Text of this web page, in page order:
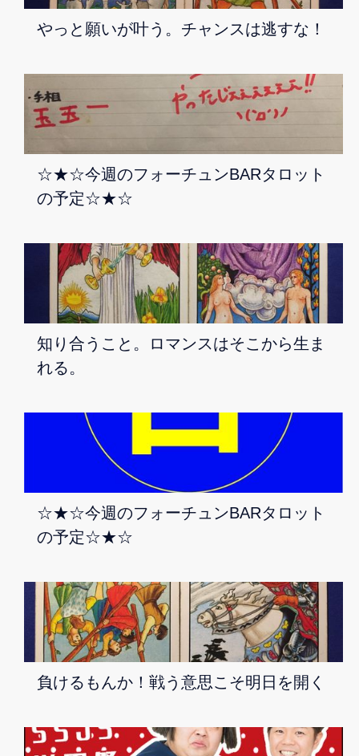
やっと願いが叶う。チャンスは逃すな！
☆★☆今週のフォーチュンBARタロット
の予定☆★☆
知り合うこと。ロマンスはそこから生ま
れる。
☆★☆今週のフォーチュンBARタロット
の予定☆★☆
負けるもんか！戦う意思こそ明日を開く